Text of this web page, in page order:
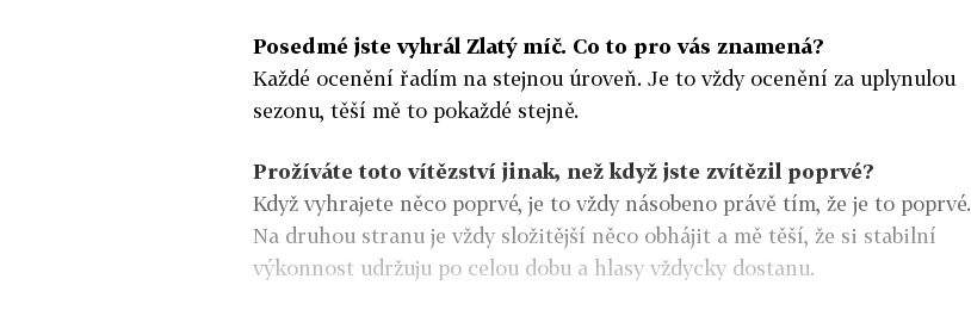
Posedmé jste vyhrál Zlatý míč. Co to pro vás znamená?
Každé ocenění řadím na stejnou úroveň. Je to vždy ocenění za uplynulou
sezonu, těší mě to pokaždé stejně.
Prožíváte toto vítězství jinak, než když jste zvítězil poprvé?
Když vyhrajete něco poprvé, je to vždy násobeno právě tím, že je to poprvé.
Na druhou stranu je vždy složitější něco obhájit a mě těší, že si stabilní
výkonnost udržuju po celou dobu a hlasy vždycky dostanu.